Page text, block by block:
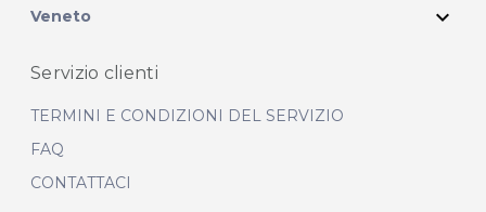
Veneto expand_more
Servizio clienti
TERMINI E CONDIZIONI DEL SERVIZIO
FAQ
CONTATTACI